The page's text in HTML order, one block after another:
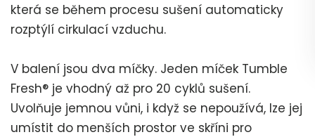
která se během procesu sušení automaticky
rozptýlí cirkulací vzduchu.
V balení jsou dva míčky. Jeden míček Tumble
Fresh® je vhodný až pro 20 cyklů sušení.
Uvolňuje jemnou vůni, i když se nepoužívá, lze jej
umístit do menších prostor ve skříni pro